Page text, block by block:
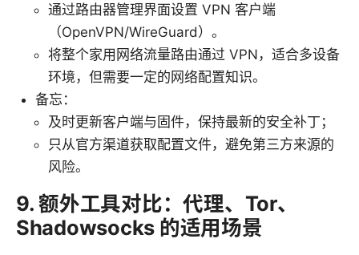
通过路由器管理界面设置 VPN 客户端
（OpenVPN/WireGuard）。
将整个家用网络流量路由通过 VPN，适合多设备
环境，但需要一定的网络配置知识。
备忘：
及时更新客户端与固件，保持最新的安全补丁；
只从官方渠道获取配置文件，避免第三方来源的
风险。
9. 额外工具对比：代理、Tor、
Shadowsocks 的适用场景